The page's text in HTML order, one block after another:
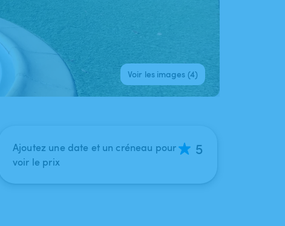
Voir les images (4)
Ajoutez une date et un créneau pour
voir le prix
5